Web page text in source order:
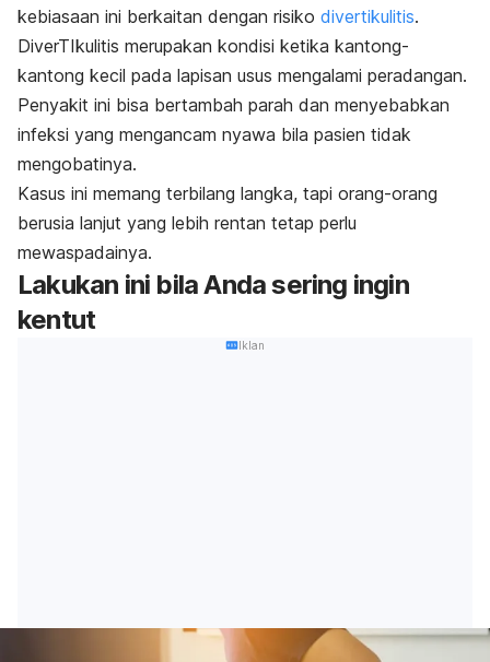
kebiasaan ini berkaitan dengan risiko divertikulitis.
DiverTIkulitis merupakan kondisi ketika kantong-
kantong kecil pada lapisan usus mengalami peradangan.
Penyakit ini bisa bertambah parah dan menyebabkan
infeksi yang mengancam nyawa bila pasien tidak
mengobatinya.
Kasus ini memang terbilang langka, tapi orang-orang
berusia lanjut yang lebih rentan tetap perlu
mewaspadainya.
Lakukan ini bila Anda sering ingin
kentut
Iklan